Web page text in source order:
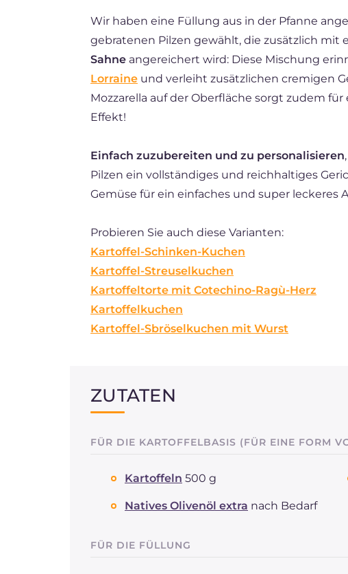
Wir haben eine Füllung aus in der Pfanne
gebratenen Pilzen gewählt, die zusätzlich mit
Sahne angereichert wird: Diese Mischung
Lorraine und verleiht zusätzlichen cremigen
Mozzarella auf der Oberfläche sorgt zudem
Effekt!
Einfach zuzubereiten und zu personalisieren
Pilzen ein vollständiges und reichhaltiges
Gemüse für ein einfaches und super leckeres
Probieren Sie auch diese Varianten:
Kartoffel-Schinken-Kuchen
Kartoffel-Streuselkuchen
Kartoffeltorte mit Cotechino-Ragù-Herz
Kartoffelkuchen
Kartoffel-Sbröselkuchen mit Wurst
ZUTATEN
FÜR DIE KARTOFFELBASIS (FÜR EINE FORM
Kartoffeln 500 g
Natives Olivenöl extra nach Bedarf
FÜR DIE FÜLLUNG